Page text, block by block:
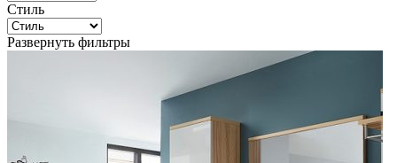
Стиль
Развернуть фильтры